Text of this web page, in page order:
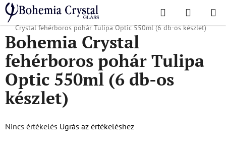
Ugrás
fő
tartalomhoz
Keresés KOSÁR
Kezdőlap
/ Népszerű kollekciók / Szállodáknak és éttermeknek / Bohemia
Crystal fehérboros pohár Tulipa Optic 550ml (6 db-os készlet)
Bohemia Crystal
fehérboros pohár Tulipa
Optic 550ml (6 db-os
készlet)
A
Nincs értékelés Ugrás az értékeléshez